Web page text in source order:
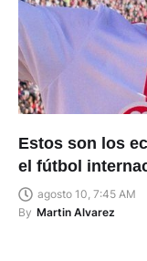
Estos son los
el fútbol
agosto 10, 7:45 AM
By Martin Alvarez